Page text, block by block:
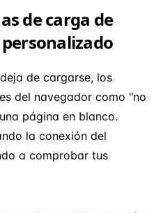
de carga de
de cargarse, los
del navegador como "no
página en blanco.
la conexión del
a comprobar tus